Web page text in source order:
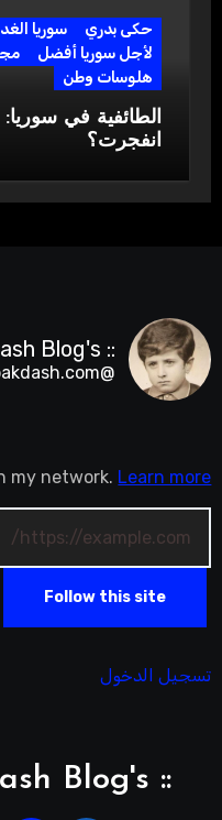
حكى بدري سوريا الغد
لأجل سوريا أفضل
هلوسات وطن
الطائفية في
انفجرت؟
:: Ahmad Bakdash Blog's ::
@abakdash.com@abakdash.com
my network. Learn more
Follow this site
تسجيل الدخول
:: Ahmad Bakdash Blog's ::